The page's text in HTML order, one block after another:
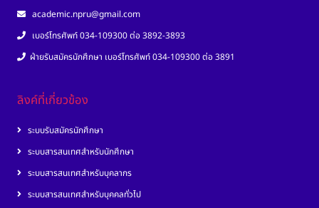
academic.npru@gmail.com
เบอร์โทรศัพท์ 034-109300 ต่อ 3892-3893
ฝ่ายรับสมัครนักศึกษา เบอร์โทรศัพท์ 034-109300 ต่อ 3891
ลิงค์ที่เกี่ยวข้อง
ระบบรับสมัครนักศึกษา
ระบบสารสนเทศสำหรับนักศึกษา
ระบบสารสนเทศสำหรับบุคลากร
ระบบสารสนเทศสำหรับบุคคลทั่วไป